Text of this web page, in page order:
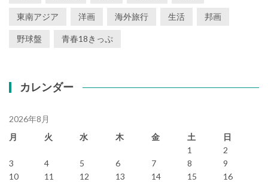
東南アジア 洋画 海外旅行 生活 邦画
野球盤 青春18きっぷ
カレンダー
2026年8月
月
火 水 木 金 土
日
1
2
3
4 5 6 7 8
9
10
11 12 13 14 15
16